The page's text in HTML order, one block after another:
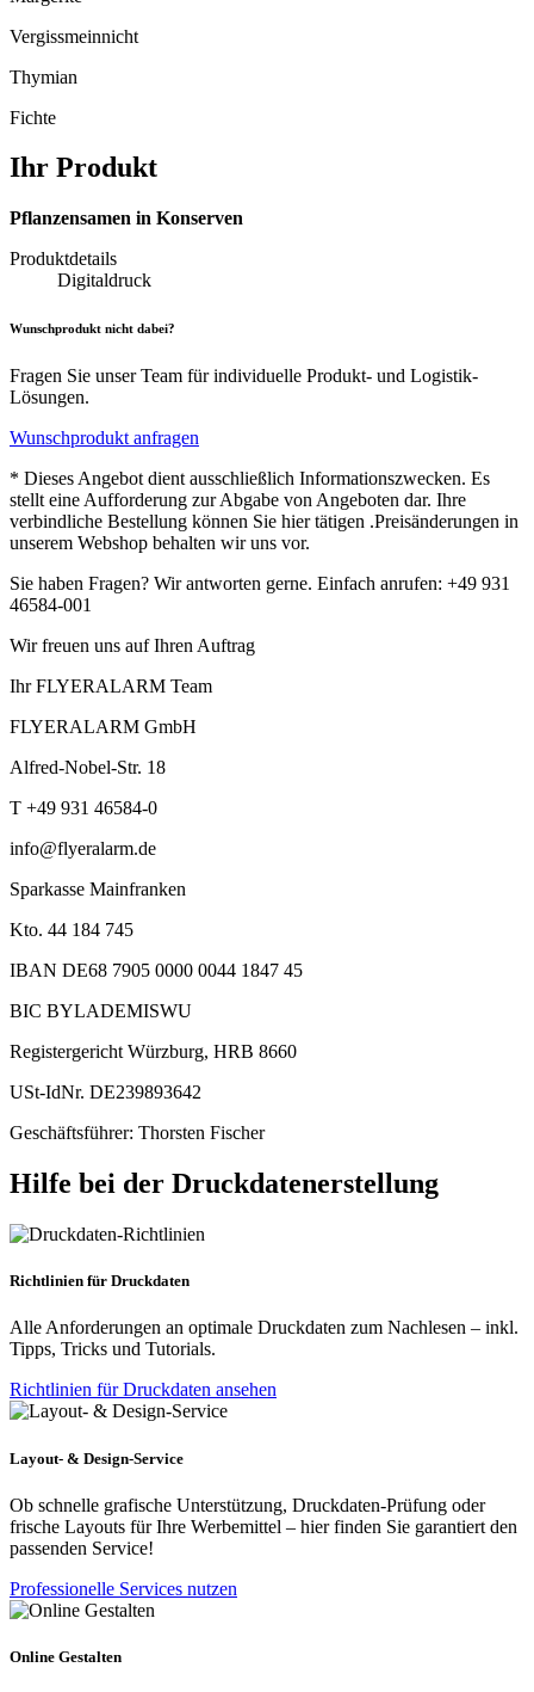
Vergissmeinnicht
Thymian
Fichte
Ihr Produkt
Pflanzensamen in Konserven
Produktdetails
Digitaldruck
Wunschprodukt nicht dabei?
Fragen Sie unser Team für individuelle Produkt- und Logistik-
Lösungen.
Wunschprodukt anfragen
* Dieses Angebot dient ausschließlich Informationszwecken. Es
stellt eine Aufforderung zur Abgabe von Angeboten dar. Ihre
verbindliche Bestellung können Sie hier tätigen .Preisänderungen in
unserem Webshop behalten wir uns vor.
Sie haben Fragen? Wir antworten gerne. Einfach anrufen: +49 931
46584-001
Wir freuen uns auf Ihren Auftrag
Ihr FLYERALARM Team
FLYERALARM GmbH
Alfred-Nobel-Str. 18
T +49 931 46584-0
info@flyeralarm.de
Sparkasse Mainfranken
Kto. 44 184 745
IBAN DE68 7905 0000 0044 1847 45
BIC BYLADEMISWU
Registergericht Würzburg, HRB 8660
USt-IdNr. DE239893642
Geschäftsführer: Thorsten Fischer
Hilfe bei der Druckdatenerstellung
Richtlinien für Druckdaten
Alle Anforderungen an optimale Druckdaten zum Nachlesen – inkl.
Tipps, Tricks und Tutorials.
Richtlinien für Druckdaten ansehen
Layout- & Design-Service
Ob schnelle grafische Unterstützung, Druckdaten-Prüfung oder
frische Layouts für Ihre Werbemittel – hier finden Sie garantiert den
passenden Service!
Professionelle Services nutzen
Online Gestalten